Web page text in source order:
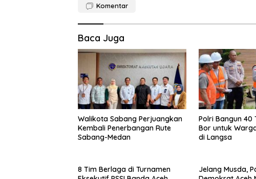
Komentar
Baca Juga
Walikota Sabang Perjuangkan
Kembali Penerbangan Rute
Sabang-Medan
Polri Bangun 40
Bor untuk
di Langsa
8 Tim Berlaga di Turnamen
Jelang Musda,